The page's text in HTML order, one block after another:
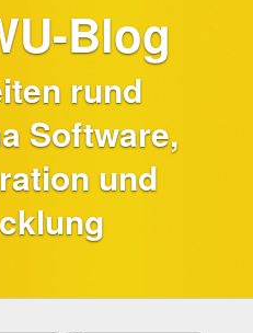
Blog
rund
Software,
und